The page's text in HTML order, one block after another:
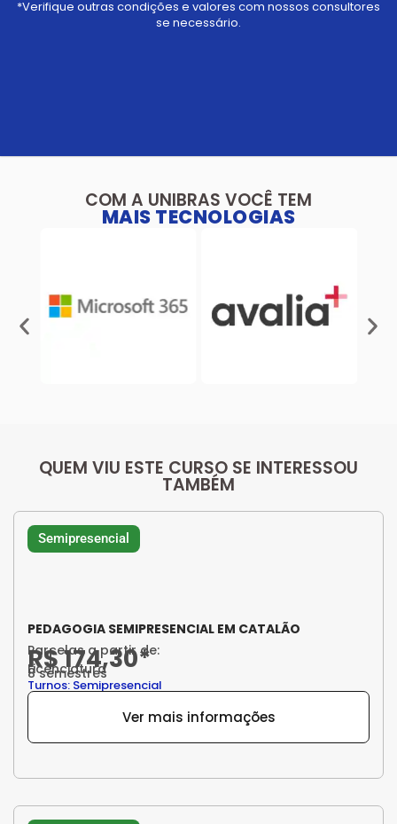
*Verifique outras condições e valores com nossos consultores
se necessário.
COM A UNIBRAS VOCÊ TEM
MAIS TECNOLOGIAS
QUEM VIU ESTE CURSO SE INTERESSOU
TAMBÉM
Semipresencial
PEDAGOGIA SEMIPRESENCIAL EM CATALÃO
Parcelas a partir de:
R$ 174,30*
Licenciatura
8 semestres
Turnos: Semipresencial
Ver mais informações